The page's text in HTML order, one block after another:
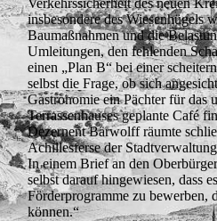
Verkehrssicherheit des neuen
insbesondere des Wiesenhügels
Baumaßnahmen und die
Umleitungen, den fehlenden
einen „Plan B“ bei einer
selbst die Frage, ob sich
Gastronomie ein Pächter für das
Terrassenhauses geplante Café
Dezernent Bärwolff räumte
Achillesferse der
In einem Brief an den
selbst darauf hingewiesen, dass
Förderprogramme zu bewerben,
können.“